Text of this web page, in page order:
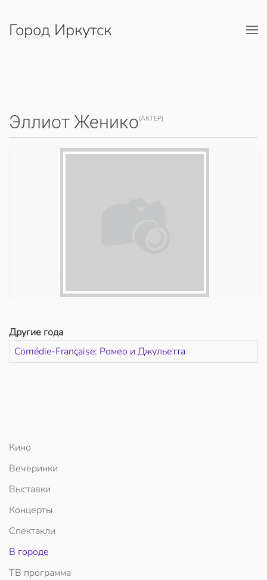
Перейти к содержимому
Город Иркутск
Эллиот Женико(АКТЕР)
Другие года
Comédie-Française: Ромео и Джульетта
Кино
Вечеринки
Выставки
Концерты
Спектакли
В городе
ТВ программа